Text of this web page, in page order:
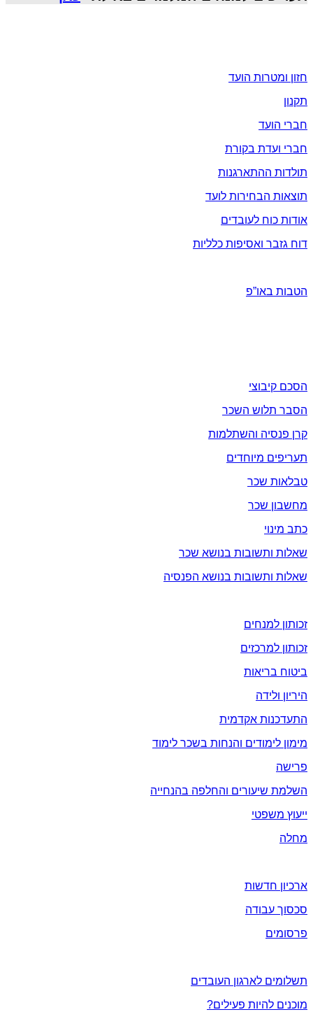
חזון ומטרות הועד
תקנון
חברי הועד
חברי ועדת בקורת
תולדות ההתארגנות
תוצאות הבחירות לועד
אודות כוח לעובדים
דוח גזבר ואסיפות כלליות
הטבות באו”פ
הסכם קיבוצי
הסבר תלוש השכר
קרן פנסיה והשתלמות
תעריפים מיוחדים
טבלאות שכר
מחשבון שכר
כתב מינוי
שאלות ותשובות בנושא שכר
שאלות ותשובות בנושא הפנסיה
זכותון למנחים
זכותון למרכזים
ביטוח בריאות
היריון ולידה
התעדכנות אקדמית
מימון לימודים והנחות בשכר לימוד
פרישה
השלמת שיעורים והחלפה בהנחייה
ייעוץ משפטי
מחלה
ארכיון חדשות
סכסוך עבודה
פרסומים
תשלומים לארגון העובדים
מוכנים להיות פעילים?